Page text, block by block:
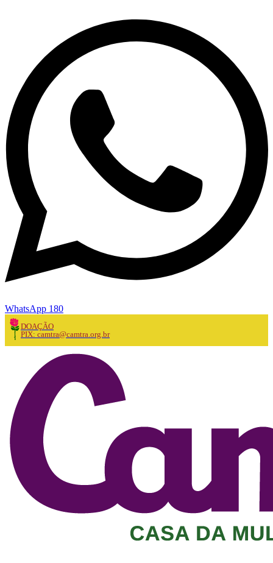
WhatsApp 180
DOAÇÃO
PIX: camtra@camtra.org.br